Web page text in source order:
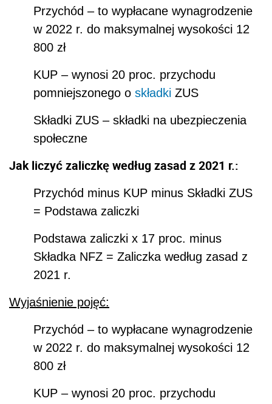
Przychód – to wypłacane wynagrodzenie
w 2022 r. do maksymalnej wysokości 12
800 zł
KUP – wynosi 20 proc. przychodu
pomniejszonego o składki ZUS
Składki ZUS – składki na ubezpieczenia
społeczne
Jak liczyć zaliczkę według zasad z 2021 r.:
Przychód minus KUP minus Składki ZUS
= Podstawa zaliczki
Podstawa zaliczki x 17 proc. minus
Składka NFZ = Zaliczka według zasad z
2021 r.
Wyjaśnienie pojęć:
Przychód – to wypłacane wynagrodzenie
w 2022 r. do maksymalnej wysokości 12
800 zł
KUP – wynosi 20 proc. przychodu